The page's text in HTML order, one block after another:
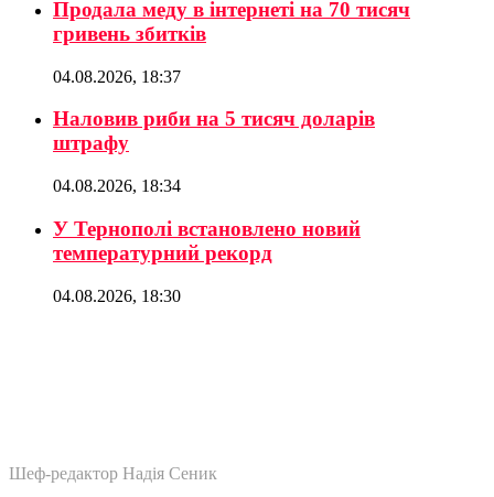
Продала меду в інтернеті на 70 тисяч
гривень збитків
04.08.2026, 18:37
Наловив риби на 5 тисяч доларів
штрафу
04.08.2026, 18:34
У Тернополі встановлено новий
температурний рекорд
04.08.2026, 18:30
Шеф-редактор Надія Сеник